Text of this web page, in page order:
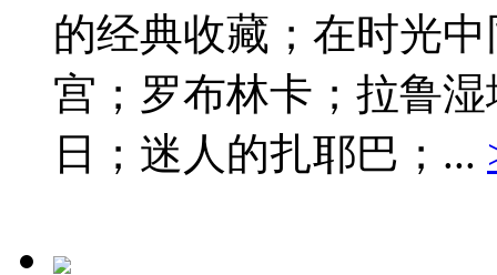
的经典收藏；在时光
宫；罗布林卡；拉鲁
日；迷人的扎耶巴；...